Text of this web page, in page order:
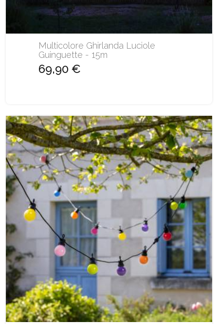
Multicolore Ghirlanda Luciole
Guinguette - 15m
69,90 €